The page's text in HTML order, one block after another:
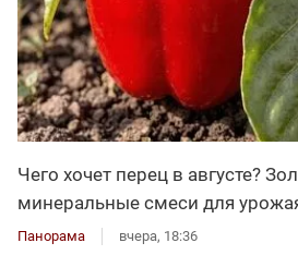
Чего хочет перец в августе?
минеральные смеси для
Панорама вчера, 18:36